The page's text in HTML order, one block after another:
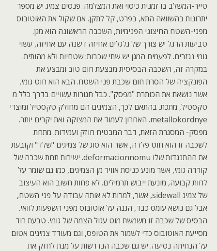
טייר-המשלב בו זמנית כיסוי ואת המצלמה. פנסים צמיג יש מספר
יתרונות בהשוואה התא, בפרט, קל לתקן. אם שקול את האוטובוס
מפני-השטח החיצוני הפנימיות, השכבה הראשונה הוא מגן.
טביעות הרגל יש צורך של גלגלים אחיזה דשנה עם אחיזה, עשוי
גומי נגזרים. לפעמים המגן יש שתי שכבות: שטחיות ולא מהותית.
במקרה זה, השכבה הבסיסית מבצעת חום טוב ומבצע את
הפונקציה של הסרת חום שכבת פני השטח. הבא הוא חוט גומי,
אשר נושאת את הכותרת "מפסק". כבל חגורות עשויים בדרך כלל מ
טקסטיל, מתכת. בהתאם לכך, הצמיגים הם מחולק טקסטיל ומוצרי
metallokordnye. האחרון לעמוד את המצוקה ואת יקרים יותר.
מפסק- המסגרת הזאת, דבר המבטיח חוזק ועמידות. מתחת
לשכבה זו הוא חוט פלדה, אשר הוא סוג של צמיגים "שלד" וקובעת
את ההתנגדות שלו deformacionnomu. ישירות תחת שכבה של
קורדה גומי, אשר מונע כניסת אוויר מן הצמיגים, כמו גם שומר על
לחות קבועה, מונעת ייבוש תרמילים. לא פחות חשוב הוא העיצוב
של צמיג sidewall, אשר, למרות לא אותה עבודה על פני השטח,
אבל גם נושא עומס כבד, הגנה על אוטובוס מפני השפעות לוואי.
הבסיס של שכבה זו משמשת מוט עגול הצמה של גומי. טבעת רוד
מסייעת האוטובוס כדי לשמור את הטופס, וגם מעודד צמיגים אטום
על הנחיתה נסיעה. יש גם שכבה הנדרשות על מנת לחזק את